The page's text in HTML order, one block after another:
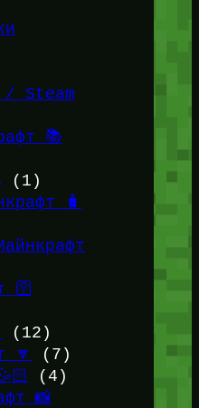
/ Steam
📚
(1)
🧳
🛜
(12)
🔽
(7)
(4)
📸